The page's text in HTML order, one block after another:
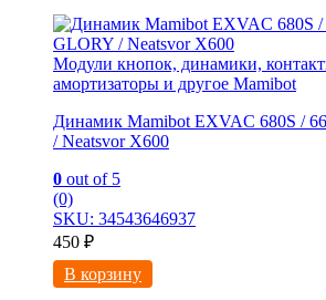
Модули кнопок, динамики,
амортизаторы и другое Mamibot
Динамик Mamibot EXVAC 680S /
/ Neatsvor X600
0 out of 5
(0)
SKU: 34543646937
450 ₽
В корзину